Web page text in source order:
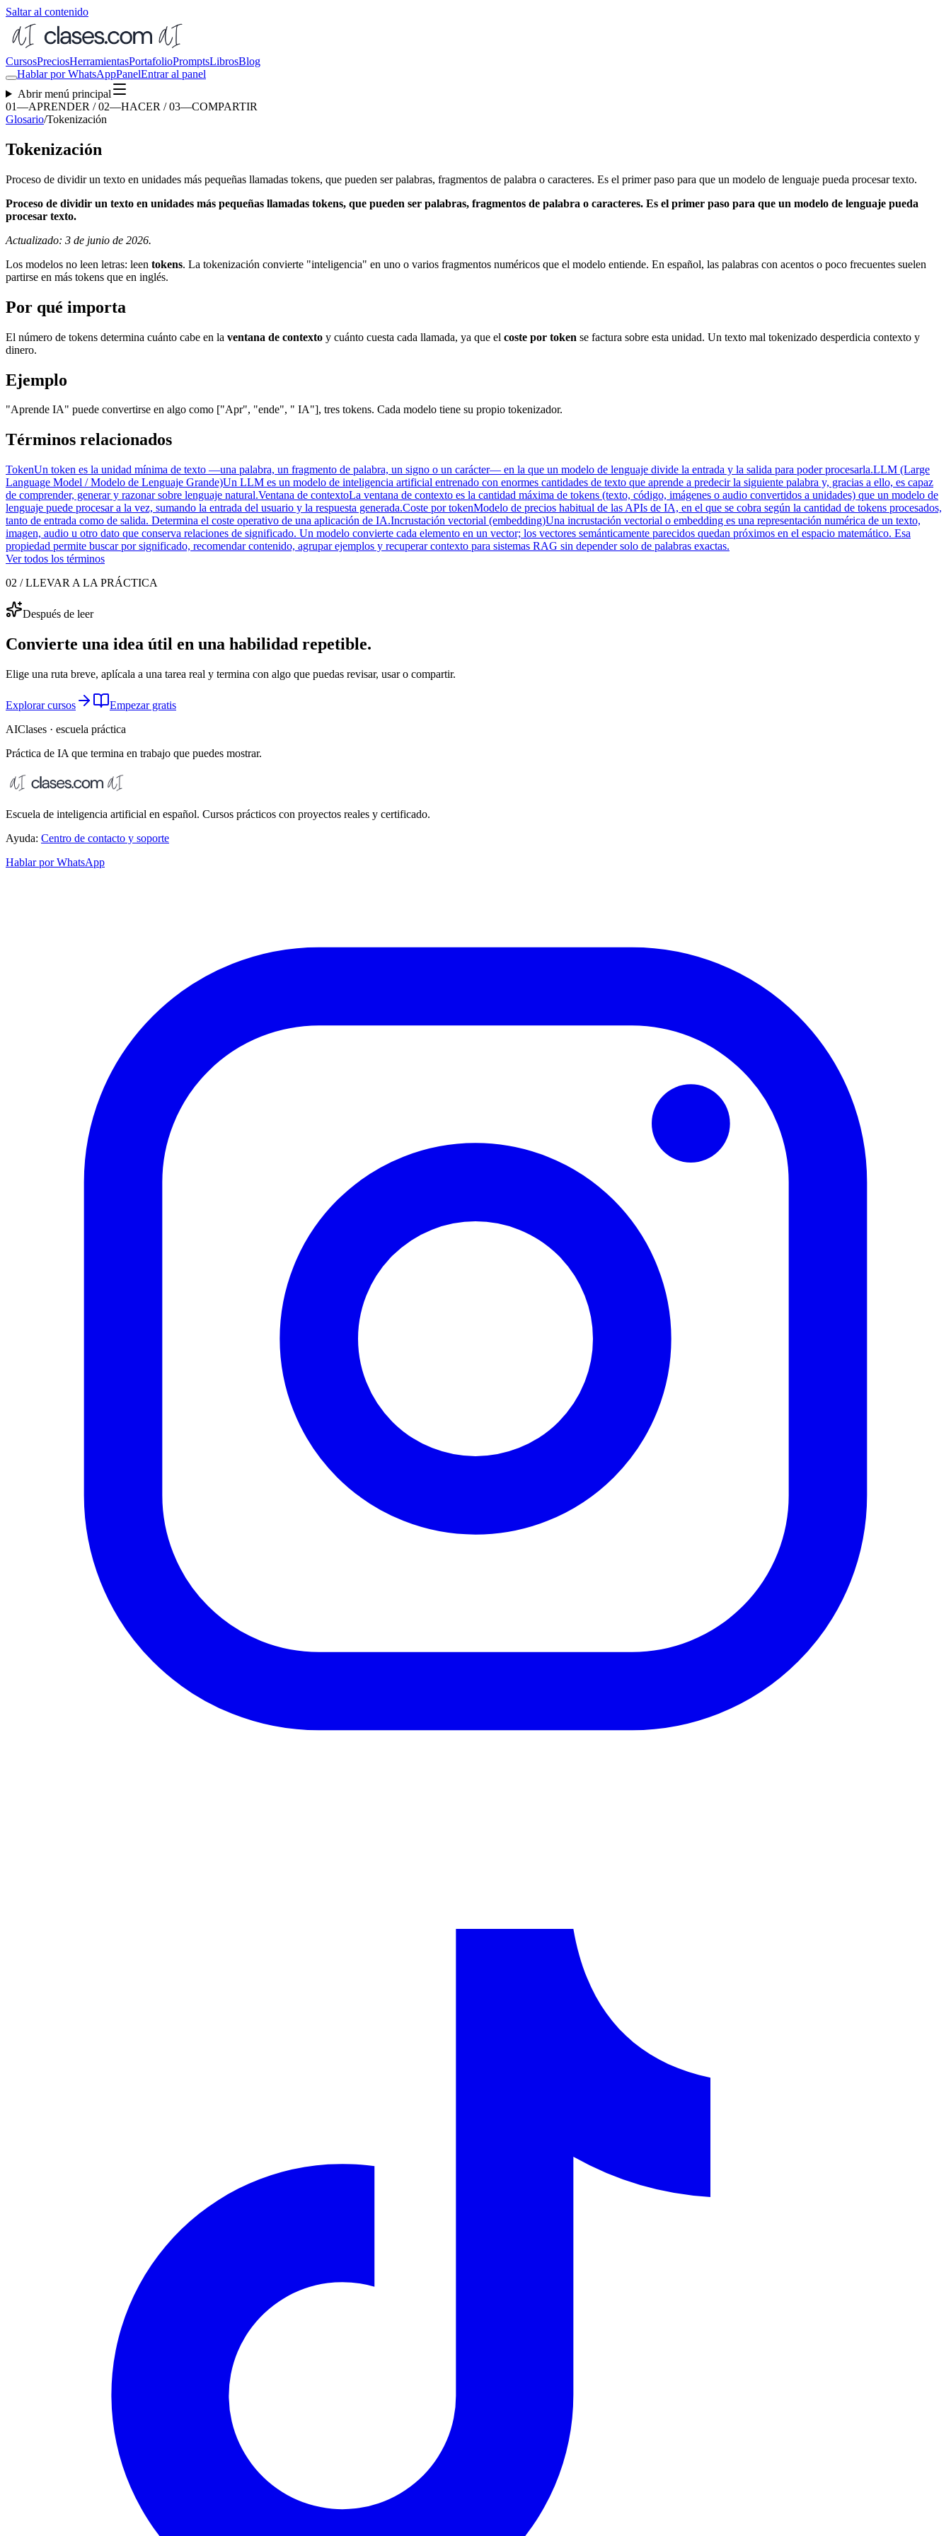
Saltar al contenido
CursosPreciosHerramientasPortafolioPromptsLibrosBlog
Hablar por WhatsAppPanelEntrar al panel
Abrir menú principal
01—APRENDER / 02—HACER / 03—COMPARTIR
Glosario/Tokenización
Tokenización
Proceso de dividir un texto en unidades más pequeñas llamadas tokens, que pueden ser palabras, fragmentos de palabra o caracteres. Es el primer paso para que un modelo de lenguaje pueda procesar texto.
Proceso de dividir un texto en unidades más pequeñas llamadas tokens, que pueden ser palabras, fragmentos de palabra o caracteres. Es el primer paso para que un modelo de lenguaje pueda
procesar texto.
Actualizado: 3 de junio de 2026.
Los modelos no leen letras: leen tokens. La tokenización convierte "inteligencia" en uno o varios fragmentos numéricos que el modelo entiende. En español, las palabras con acentos o poco frecuentes suelen
partirse en más tokens que en inglés.
Por qué importa
El número de tokens determina cuánto cabe en la ventana de contexto y cuánto cuesta cada llamada, ya que el coste por token se factura sobre esta unidad. Un texto mal tokenizado desperdicia contexto y
dinero.
Ejemplo
"Aprende IA" puede convertirse en algo como ["Apr", "ende", " IA"], tres tokens. Cada modelo tiene su propio tokenizador.
Términos relacionados
TokenUn token es la unidad mínima de texto —una palabra, un fragmento de palabra, un signo o un carácter— en la que un modelo de lenguaje divide la entrada y la salida para poder procesarla.LLM (Large
Language Model / Modelo de Lenguaje Grande)Un LLM es un modelo de inteligencia artificial entrenado con enormes cantidades de texto que aprende a predecir la siguiente palabra y, gracias a ello, es capaz
de comprender, generar y razonar sobre lenguaje natural.Ventana de contextoLa ventana de contexto es la cantidad máxima de tokens (texto, código, imágenes o audio convertidos a unidades) que un modelo de
lenguaje puede procesar a la vez, sumando la entrada del usuario y la respuesta generada.Coste por tokenModelo de precios habitual de las APIs de IA, en el que se cobra según la cantidad de tokens procesados,
tanto de entrada como de salida. Determina el coste operativo de una aplicación de IA.Incrustación vectorial (embedding)Una incrustación vectorial o embedding es una representación numérica de un texto,
imagen, audio u otro dato que conserva relaciones de significado. Un modelo convierte cada elemento en un vector; los vectores semánticamente parecidos quedan próximos en el espacio matemático. Esa
propiedad permite buscar por significado, recomendar contenido, agrupar ejemplos y recuperar contexto para sistemas RAG sin depender solo de palabras exactas.
Ver todos los términos
02 / LLEVAR A LA PRÁCTICA
Después de leer
Convierte una idea útil en una habilidad repetible.
Elige una ruta breve, aplícala a una tarea real y termina con algo que puedas revisar, usar o compartir.
Explorar cursos
Empezar gratis
AIClases · escuela práctica
Práctica de IA que termina en trabajo que puedes mostrar.
Escuela de inteligencia artificial en español. Cursos prácticos con proyectos reales y certificado.
Ayuda: Centro de contacto y soporte
Hablar por WhatsApp